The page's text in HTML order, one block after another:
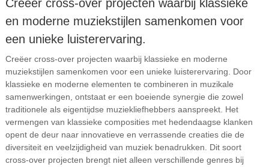
Creëer cross-over projecten waarbij klassieke
en moderne muziekstijlen samenkomen voor
een unieke luisterervaring.
Creëer cross-over projecten waarbij klassieke en moderne
muziekstijlen samenkomen voor een unieke luisterervaring. Door
klassieke en moderne elementen te combineren in muzikale
samenwerkingen, ontstaat er een boeiende synergie die zowel
traditionele als eigentijdse muziekliefhebbers aanspreekt. Het
vermengen van klassieke composities met hedendaagse klanken
opent de deur naar innovatieve en verrassende creaties die de
diversiteit en veelzijdigheid van muziek benadrukken. Dit soort
cross-over projecten brengt niet alleen verschillende genres bij